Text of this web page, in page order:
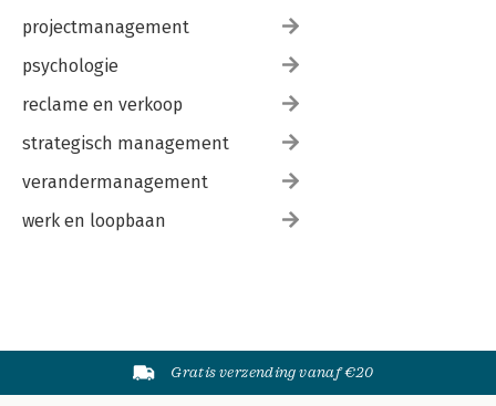
projectmanagement
psychologie
reclame en verkoop
strategisch management
verandermanagement
werk en loopbaan
Gratis verzending vanaf €20